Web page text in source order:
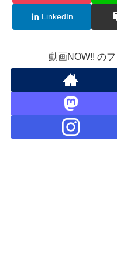
LinkedIn
動画NOW!! の